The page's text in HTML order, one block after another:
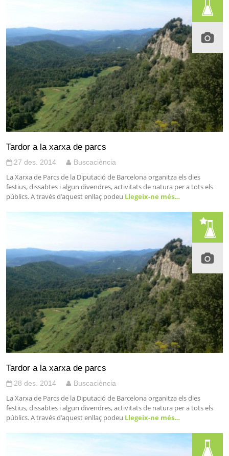
Tardor a la xarxa de parcs
27 des. 2014 Buscaciència
La Xarxa de Parcs de la Diputació de Barcelona organitza els dies
festius, dissabtes i algun divendres, activitats de natura per a tots els
públics. A través d’aquest enllaç podeu Llegeix-ne més…
Tardor a la xarxa de parcs
28 des. 2014 Buscaciència
La Xarxa de Parcs de la Diputació de Barcelona organitza els dies
festius, dissabtes i algun divendres, activitats de natura per a tots els
públics. A través d’aquest enllaç podeu Llegeix-ne més…